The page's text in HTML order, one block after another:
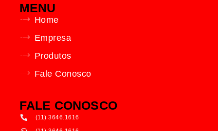
MENU
Home
Empresa
Produtos
Fale Conosco
FALE CONOSCO
(11) 3646.1616